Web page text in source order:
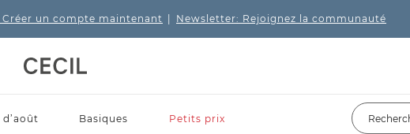
Créer un compte maintenant Newsletter: Rejoignez la communauté
Basiques Petits prix